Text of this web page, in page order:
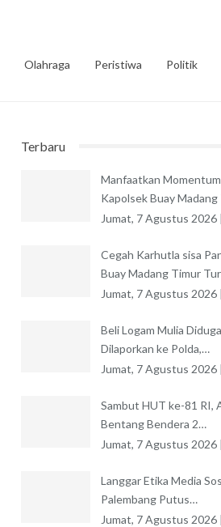
Olahraga Peristiwa Politik
Terbaru
Manfaatkan
Kapolsek Buay
Jumat, 7 Agustus 2026
Cegah Karhutla sisa
Buay Madang Timur
Jumat, 7 Agustus 2026
Beli Logam Mulia
Dilaporkan ke Polda,…
Jumat, 7 Agustus 2026
Sambut HUT ke-81 RI,
Bentang Bendera 2…
Jumat, 7 Agustus 2026
Langgar Etika Media
Palembang Putus…
Jumat, 7 Agustus 2026